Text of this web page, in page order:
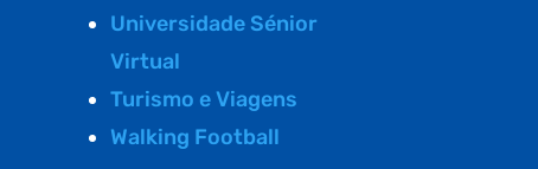
Universidade Sénior
Virtual
Turismo e Viagens
Walking Football